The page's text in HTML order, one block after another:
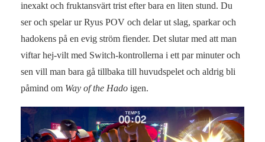
inexakt och fruktansvärt trist efter bara en liten stund. Du
ser och spelar ur Ryus POV och delar ut slag, sparkar och
hadokens på en evig ström fiender. Det slutar med att man
viftar hej-vilt med Switch-kontrollerna i ett par minuter och
sen vill man bara gå tillbaka till huvudspelet och aldrig bli
påmind om Way of the Hado igen.